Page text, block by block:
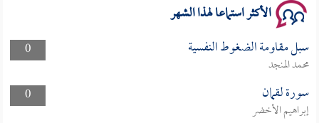
الأكثر استماعا لهذا الشهر
0 سبل مقاومة الضغوط النفسية
محمد المنجد
0
سورة لقمان
إبراهيم الأخضر